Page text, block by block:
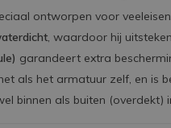
ontworpen voor
, waardoor hij
garandeert extra
als het armatuur zelf, en is
binnen als buiten (overdekt)